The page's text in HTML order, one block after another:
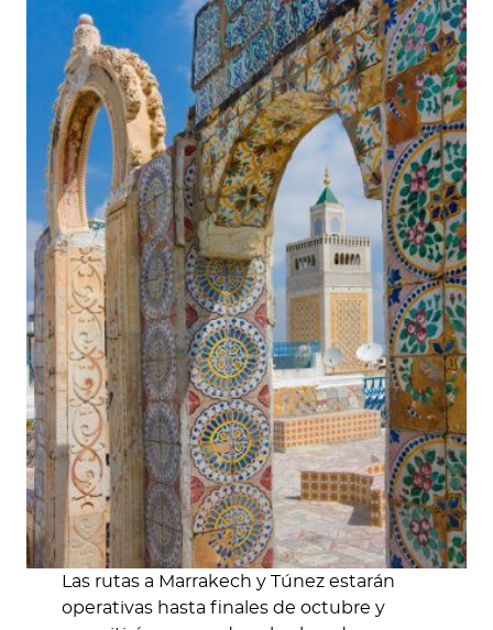
Las rutas a Marrakech y Túnez estarán
operativas hasta finales de octubre y